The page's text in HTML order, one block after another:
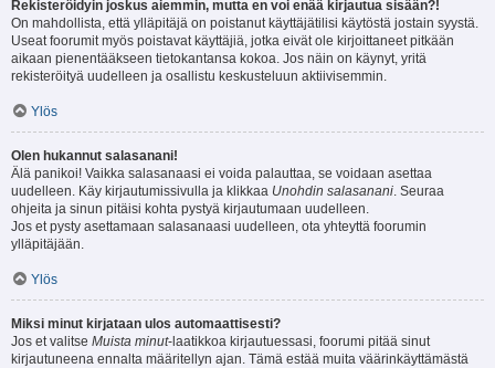
Rekisteröidyin joskus aiemmin, mutta en voi enää kirjautua sisään?!
On mahdollista, että ylläpitäjä on poistanut käyttäjätilisi käytöstä jostain syystä.
Useat foorumit myös poistavat käyttäjiä, jotka eivät ole kirjoittaneet pitkään
aikaan pienentääkseen tietokantansa kokoa. Jos näin on käynyt, yritä
rekisteröityä uudelleen ja osallistu keskusteluun aktiivisemmin.
Ylös
Olen hukannut salasanani!
Älä panikoi! Vaikka salasanaasi ei voida palauttaa, se voidaan asettaa
uudelleen. Käy kirjautumissivulla ja klikkaa Unohdin salasanani. Seuraa
ohjeita ja sinun pitäisi kohta pystyä kirjautumaan uudelleen.
Jos et pysty asettamaan salasanaasi uudelleen, ota yhteyttä foorumin
ylläpitäjään.
Ylös
Miksi minut kirjataan ulos automaattisesti?
Jos et valitse Muista minut-laatikkoa kirjautuessasi, foorumi pitää sinut
kirjautuneena ennalta määritellyn ajan. Tämä estää muita väärinkäyttämästä